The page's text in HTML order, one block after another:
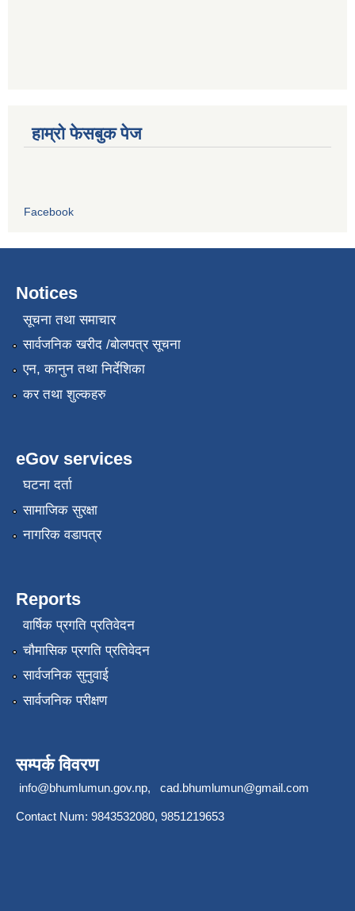
हाम्रो फेसबुक पेज
Facebook
Notices
सूचना तथा समाचार
सार्वजनिक खरीद /बोलपत्र सूचना
एन, कानुन तथा निर्देशिका
कर तथा शुल्कहरु
eGov services
घटना दर्ता
सामाजिक सुरक्षा
नागरिक वडापत्र
Reports
वार्षिक प्रगति प्रतिवेदन
चौमासिक प्रगति प्रतिवेदन
सार्वजनिक सुनुवाई
सार्वजनिक परीक्षण
सम्पर्क विवरण
info@bhumlumun.gov.np, cad.bhumlumun@gmail.com
Contact Num: 9843532080, 9851219653